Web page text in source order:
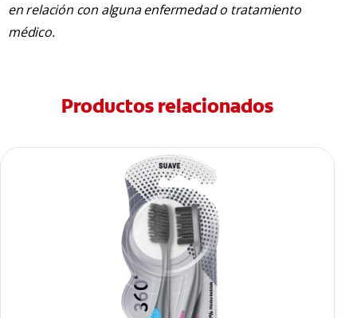
en relación con alguna enfermedad o tratamiento
médico.
Productos relacionados